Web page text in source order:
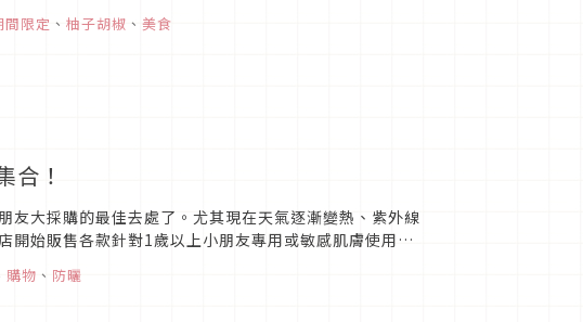
間限定 、 柚子胡椒 、 美食
合！
友大採購的最佳去處了。尤其現在天氣逐漸變熱、紫外線
開始販售各款針對1歲以上小朋友專用或敏感肌膚使用的
購物 、 防曬